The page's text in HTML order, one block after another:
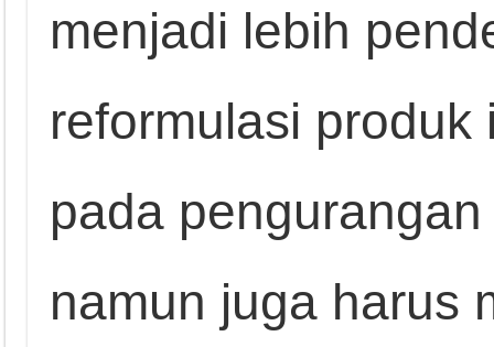
menjadi lebih
reformulasi
pada
namun juga harus